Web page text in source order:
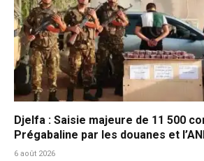
Djelfa : Saisie majeure de 11 500
Prégabaline par les douanes et
6 août 2026